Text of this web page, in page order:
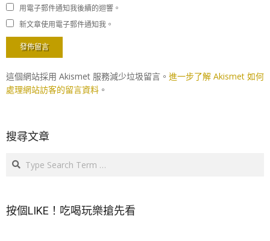
用電子郵件通知我後續的迴響。
新文章使用電子郵件通知我。
這個網站採用 Akismet 服務減少垃圾留言。 進一步了解 Akismet 如何
處理網站訪客的留言資料 。
搜尋文章
Search
按個LIKE！吃喝玩樂搶先看